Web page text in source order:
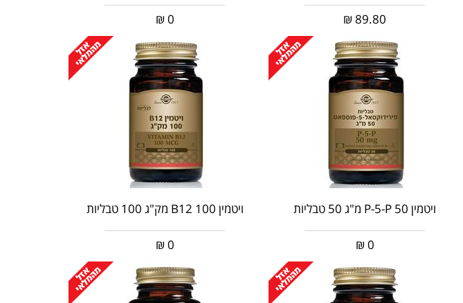
89.80
₪
0
₪
ויטמין P-5-P 50 מ"ג 50 טבליות
0
₪
ויטמין 100 B12 מק"ג 100 טבליות
0
₪